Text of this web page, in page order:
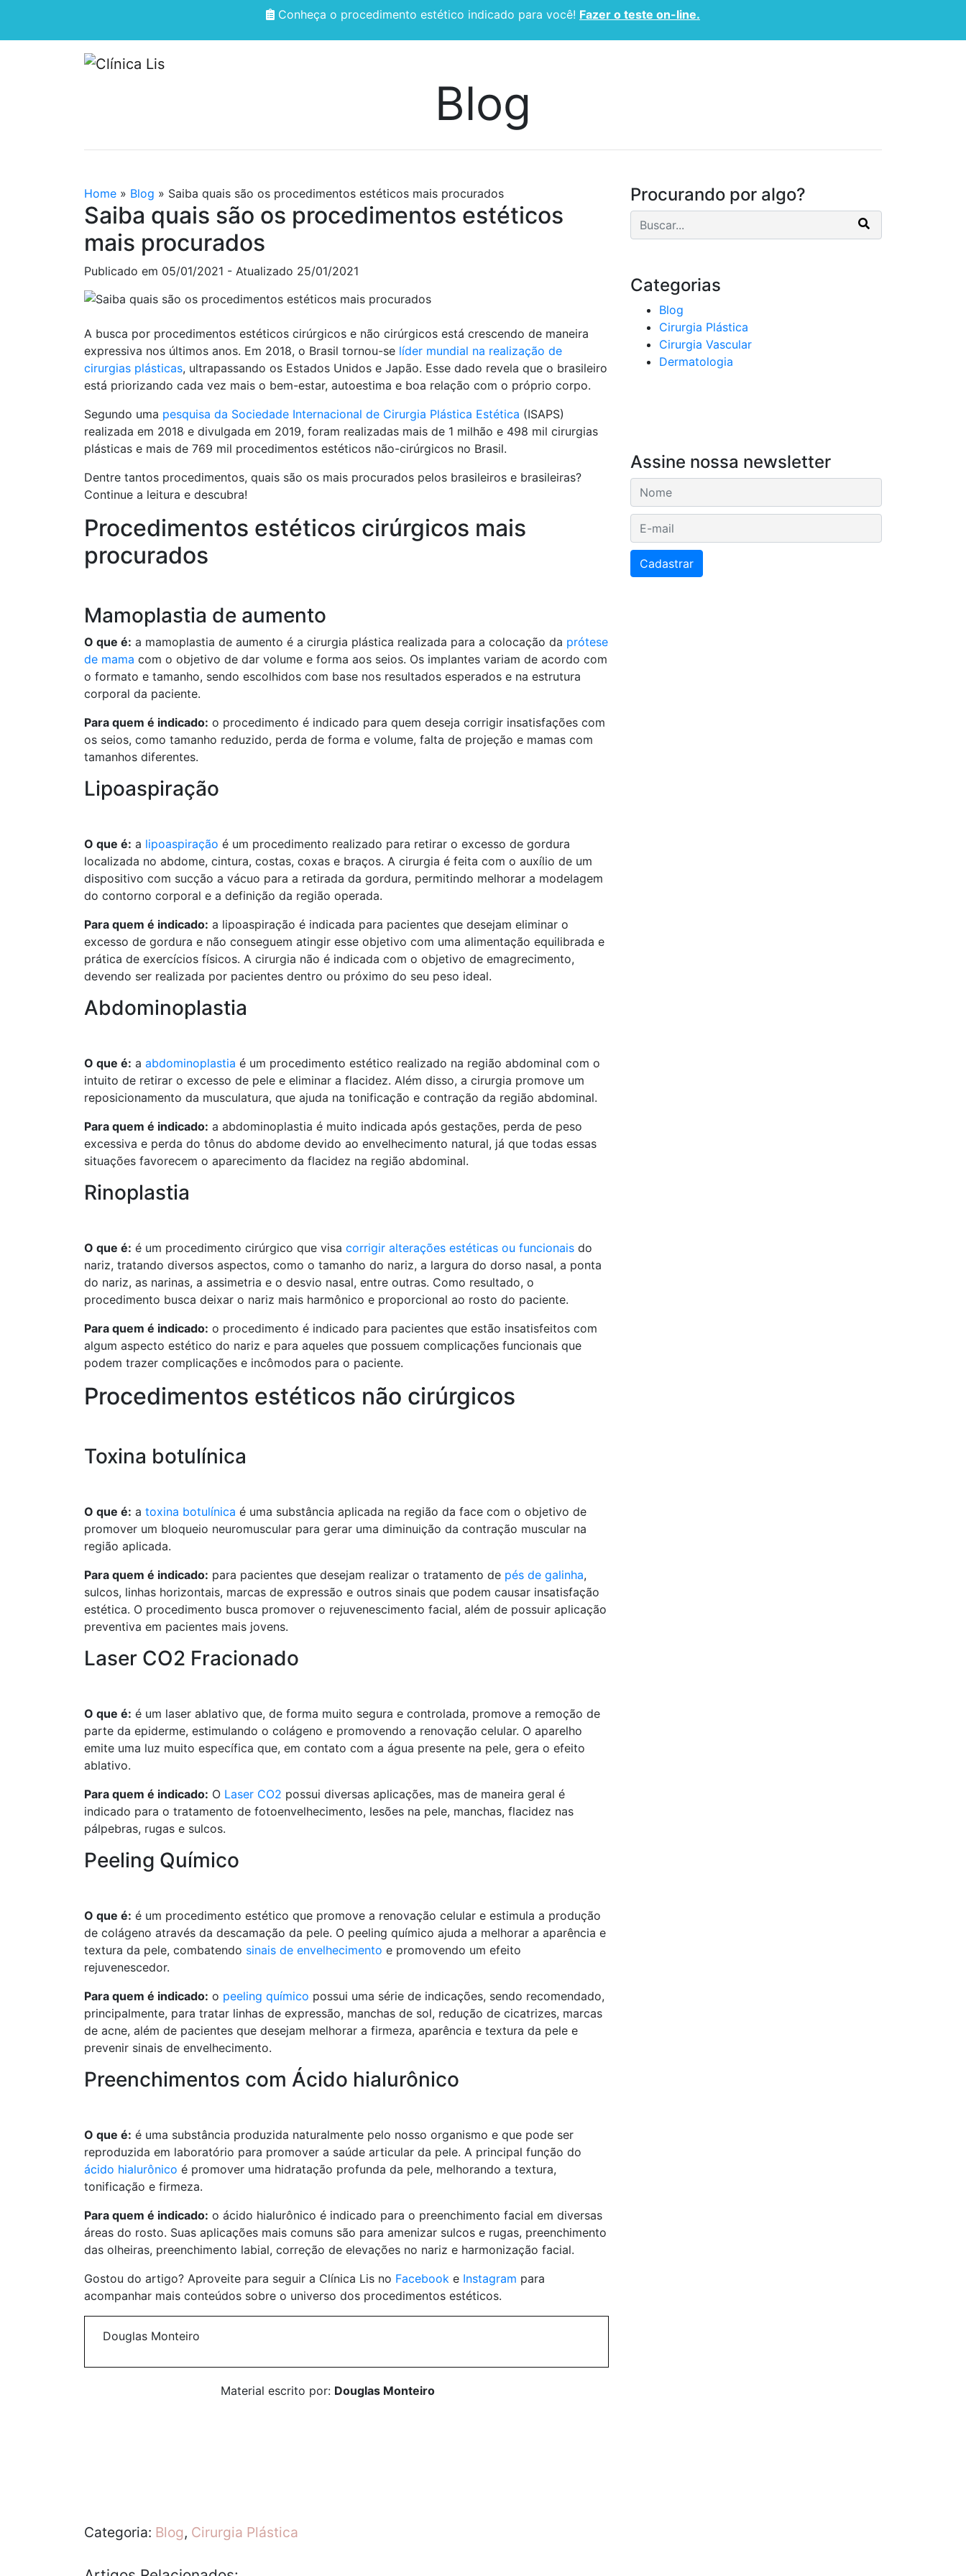
Conheça o procedimento estético indicado para você! Fazer o teste on-line.
Blog
Home » Blog » Saiba quais são os procedimentos estéticos mais procurados
Saiba quais são os procedimentos estéticos
mais procurados
Publicado em 05/01/2021 - Atualizado 25/01/2021
A busca por procedimentos estéticos cirúrgicos e não cirúrgicos está crescendo de maneira
expressiva nos últimos anos. Em 2018, o Brasil tornou-se líder mundial na realização de
cirurgias plásticas, ultrapassando os Estados Unidos e Japão. Esse dado revela que o brasileiro
está priorizando cada vez mais o bem-estar, autoestima e boa relação com o próprio corpo.
Segundo uma pesquisa da Sociedade Internacional de Cirurgia Plástica Estética (ISAPS)
realizada em 2018 e divulgada em 2019, foram realizadas mais de 1 milhão e 498 mil cirurgias
plásticas e mais de 769 mil procedimentos estéticos não-cirúrgicos no Brasil.
Dentre tantos procedimentos, quais são os mais procurados pelos brasileiros e brasileiras?
Continue a leitura e descubra!
Procedimentos estéticos cirúrgicos mais
procurados
Mamoplastia de aumento
O que é: a mamoplastia de aumento é a cirurgia plástica realizada para a colocação da prótese
de mama com o objetivo de dar volume e forma aos seios. Os implantes variam de acordo com
o formato e tamanho, sendo escolhidos com base nos resultados esperados e na estrutura
corporal da paciente.
Para quem é indicado: o procedimento é indicado para quem deseja corrigir insatisfações com
os seios, como tamanho reduzido, perda de forma e volume, falta de projeção e mamas com
tamanhos diferentes.
Lipoaspiração
O que é: a lipoaspiração é um procedimento realizado para retirar o excesso de gordura
localizada no abdome, cintura, costas, coxas e braços. A cirurgia é feita com o auxílio de um
dispositivo com sucção a vácuo para a retirada da gordura, permitindo melhorar a modelagem
do contorno corporal e a definição da região operada.
Para quem é indicado: a lipoaspiração é indicada para pacientes que desejam eliminar o
excesso de gordura e não conseguem atingir esse objetivo com uma alimentação equilibrada e
prática de exercícios físicos. A cirurgia não é indicada com o objetivo de emagrecimento,
devendo ser realizada por pacientes dentro ou próximo do seu peso ideal.
Abdominoplastia
O que é: a abdominoplastia é um procedimento estético realizado na região abdominal com o
intuito de retirar o excesso de pele e eliminar a flacidez. Além disso, a cirurgia promove um
reposicionamento da musculatura, que ajuda na tonificação e contração da região abdominal.
Para quem é indicado: a abdominoplastia é muito indicada após gestações, perda de peso
excessiva e perda do tônus do abdome devido ao envelhecimento natural, já que todas essas
situações favorecem o aparecimento da flacidez na região abdominal.
Rinoplastia
O que é: é um procedimento cirúrgico que visa corrigir alterações estéticas ou funcionais do
nariz, tratando diversos aspectos, como o tamanho do nariz, a largura do dorso nasal, a ponta
do nariz, as narinas, a assimetria e o desvio nasal, entre outras. Como resultado, o
procedimento busca deixar o nariz mais harmônico e proporcional ao rosto do paciente.
Para quem é indicado: o procedimento é indicado para pacientes que estão insatisfeitos com
algum aspecto estético do nariz e para aqueles que possuem complicações funcionais que
podem trazer complicações e incômodos para o paciente.
Procedimentos estéticos não cirúrgicos
Toxina botulínica
O que é: a toxina botulínica é uma substância aplicada na região da face com o objetivo de
promover um bloqueio neuromuscular para gerar uma diminuição da contração muscular na
região aplicada.
Para quem é indicado: para pacientes que desejam realizar o tratamento de pés de galinha,
sulcos, linhas horizontais, marcas de expressão e outros sinais que podem causar insatisfação
estética. O procedimento busca promover o rejuvenescimento facial, além de possuir aplicação
preventiva em pacientes mais jovens.
Laser CO2 Fracionado
O que é: é um laser ablativo que, de forma muito segura e controlada, promove a remoção de
parte da epiderme, estimulando o colágeno e promovendo a renovação celular. O aparelho
emite uma luz muito específica que, em contato com a água presente na pele, gera o efeito
ablativo.
Para quem é indicado: O Laser CO2 possui diversas aplicações, mas de maneira geral é
indicado para o tratamento de fotoenvelhecimento, lesões na pele, manchas, flacidez nas
pálpebras, rugas e sulcos.
Peeling Químico
O que é: é um procedimento estético que promove a renovação celular e estimula a produção
de colágeno através da descamação da pele. O peeling químico ajuda a melhorar a aparência e
textura da pele, combatendo sinais de envelhecimento e promovendo um efeito
rejuvenescedor.
Para quem é indicado: o peeling químico possui uma série de indicações, sendo recomendado,
principalmente, para tratar linhas de expressão, manchas de sol, redução de cicatrizes, marcas
de acne, além de pacientes que desejam melhorar a firmeza, aparência e textura da pele e
prevenir sinais de envelhecimento.
Preenchimentos com Ácido hialurônico
O que é: é uma substância produzida naturalmente pelo nosso organismo e que pode ser
reproduzida em laboratório para promover a saúde articular da pele. A principal função do
ácido hialurônico é promover uma hidratação profunda da pele, melhorando a textura,
tonificação e firmeza.
Para quem é indicado: o ácido hialurônico é indicado para o preenchimento facial em diversas
áreas do rosto. Suas aplicações mais comuns são para amenizar sulcos e rugas, preenchimento
das olheiras, preenchimento labial, correção de elevações no nariz e harmonização facial.
Gostou do artigo? Aproveite para seguir a Clínica Lis no Facebook e Instagram para
acompanhar mais conteúdos sobre o universo dos procedimentos estéticos.
Douglas Monteiro
Material escrito por: Douglas Monteiro
Categoria: Blog, Cirurgia Plástica
Procurando por algo?
Categorias
Blog
Cirurgia Plástica
Cirurgia Vascular
Dermatologia
Assine nossa newsletter
E-mail
Cadastrar